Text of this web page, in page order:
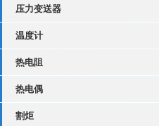
压力变送器
温度计
热电阻
热电偶
割炬